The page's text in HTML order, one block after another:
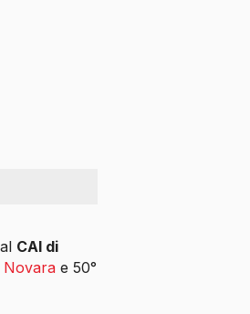
CAI di
Novarae 50°